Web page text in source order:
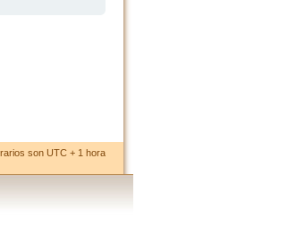
son UTC + 1 hora